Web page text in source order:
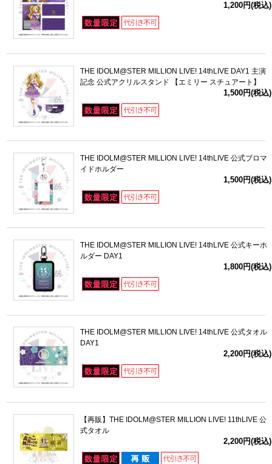
1,200円(税込)
THE IDOLM@STER MILLION LIVE! 14thLIVE DAY1 主演
記念 公式アクリルスタンド 【エミリー スチュアート】
1,500円(税込)
THE IDOLM@STER MILLION LIVE! 14thLIVE 公式ブロマ
イドホルダー
1,500円(税込)
THE IDOLM@STER MILLION LIVE! 14thLIVE 公式キーホ
ルダー DAY1
1,800円(税込)
THE IDOLM@STER MILLION LIVE! 14thLIVE 公式タオル
DAY1
2,200円(税込)
【再販】THE IDOLM@STER MILLION LIVE! 11thLIVE 公
式タオル
2,200円(税込)